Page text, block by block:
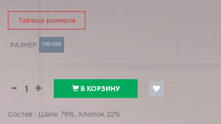
Таблица размеров
РАЗМЕР 170-100
В КОРЗИНУ
Состав : Шелк 78%, Хлопок 22%